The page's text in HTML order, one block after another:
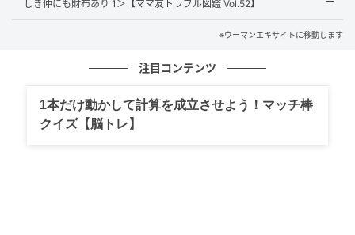
しき仲にも財布あり 1＞【ママ友トラブル図鑑 Vol.52】
※ウーマンエキサイトに移動します
注目コンテンツ
1本だけ動かして計算を成立させよう！マッチ棒
クイズ【脳トレ】